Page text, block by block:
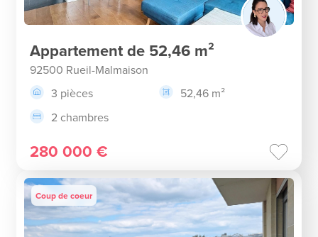
Appartement de 52,46 m²
92500 Rueil-Malmaison
3 pièces
52,46 m²
2 chambres
280 000 €
Coup de coeur